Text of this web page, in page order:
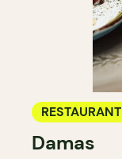
RESTAURANT
Damas